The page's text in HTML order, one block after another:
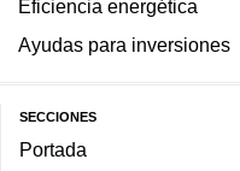
Eficiencia energética
Ayudas para inversiones
SECCIONES
Portada